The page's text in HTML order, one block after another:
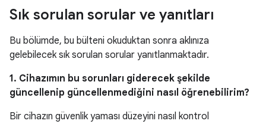
Sık sorulan sorular ve yanıtları
Bu bölümde, bu bülteni okuduktan sonra aklınıza
gelebilecek sık sorulan sorular yanıtlanmaktadır.
1. Cihazımın bu sorunları giderecek şekilde
güncellenip güncellenmediğini nasıl öğrenebilirim?
Bir cihazın güvenlik yaması düzeyini nasıl kontrol